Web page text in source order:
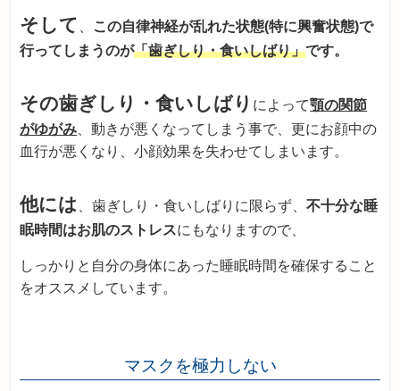
そして
この自律神経が乱れた状態(特に興奮状態)で
行ってしまうのが「歯ぎしり・食いしばり」です。
その歯ぎしり・食いしばり によって顎の関節
がゆがみ 、動きが悪くなってしまう事で、更にお顔中の
血行が悪くなり、小顔効果を失わせてしまいます。
他には 、歯ぎしり・食いしばりに限らず、不十分な睡
眠時間はお肌のストレスにもなりますので、
しっかりと自分の身体にあった睡眠時間を確保すること
をオススメしています。
マスクを極力しない